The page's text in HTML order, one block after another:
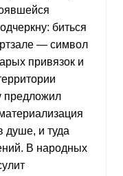
биться
— символ
привязок и
предложил
душе, и туда
В народных